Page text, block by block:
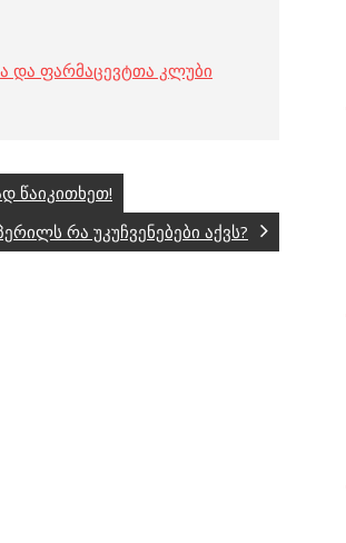
და ფარმაცევტთა კლუბი
წაიკითხეთ!
რა უკუჩვენებები აქვს?